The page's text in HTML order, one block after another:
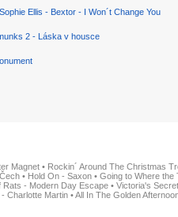
Ellis - Bextor - I Won´t Change You
2 - Láska v housce
Magnet • Rockin´ Around The Christmas
• Hold On - Saxon • Going to Where the
Rats - Modern Day Escape • Victoria's
Charlotte Martin •All In The Golden